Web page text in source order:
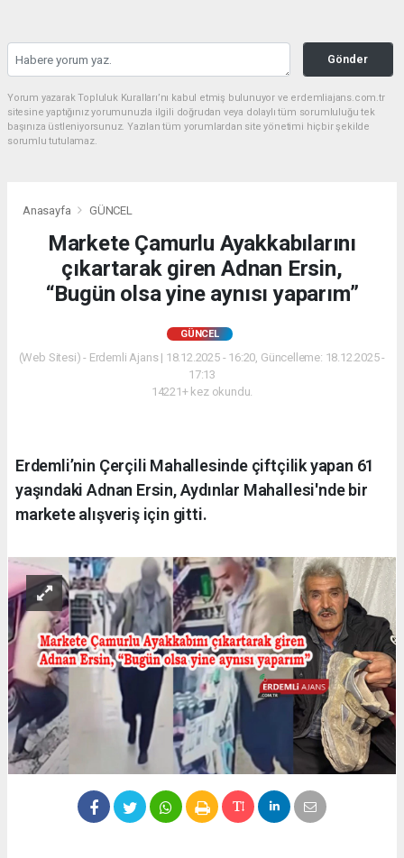
Gönder
Yorum yazarak Topluluk Kuralları’nı kabul etmiş bulunuyor ve erdemliajans.com.tr
sitesine yaptığınız yorumunuzla ilgili doğrudan veya dolaylı tüm sorumluluğu tek
başınıza üstleniyorsunuz. Yazılan tüm yorumlardan site yönetimi hiçbir şekilde
sorumlu tutulamaz.
Anasayfa GÜNCEL
Markete Çamurlu Ayakkabılarını
çıkartarak giren Adnan Ersin,
“Bugün olsa yine aynısı yaparım”
GÜNCEL
(Web Sitesi) - Erdemli Ajans | 18.12.2025 - 16:20, Güncelleme: 18.12.2025 -
17:13
14221+ kez okundu.
Erdemli’nin Çerçili Mahallesinde çiftçilik yapan 61
yaşındaki Adnan Ersin, Aydınlar Mahallesi'nde bir
markete alışveriş için gitti.